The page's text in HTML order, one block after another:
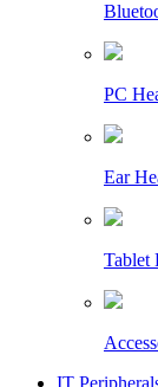
PC
Ear
Tablet